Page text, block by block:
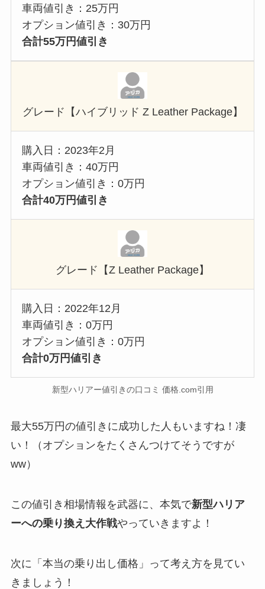
車両値引き：25万円
オプション値引き：30万円
合計55万円値引き
グレード【ハイブリッド Z Leather Package】
購入日：2023年2月
車両値引き：40万円
オプション値引き：0万円
合計40万円値引き
グレード【Z Leather Package】
購入日：2022年12月
車両値引き：0万円
オプション値引き：0万円
合計0万円値引き
新型ハリアー値引きの口コミ 価格.com引用
最大55万円の値引きに成功した人もいますね！凄
い！（オプションをたくさんつけてそうですが
ww）
この値引き相場情報を武器に、本気で新型ハリア
ーへの乗り換え大作戦やっていきますよ！
次に「本当の乗り出し価格」って考え方を見てい
きましょう！